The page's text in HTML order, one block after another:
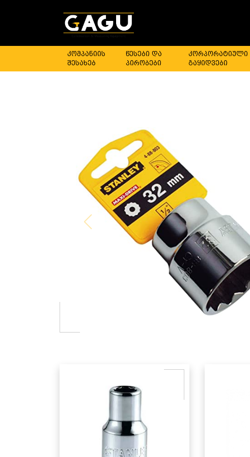
კომპანიის
შესახებ
წესები და
პირობები
კორპორატიული
გაყიდვები